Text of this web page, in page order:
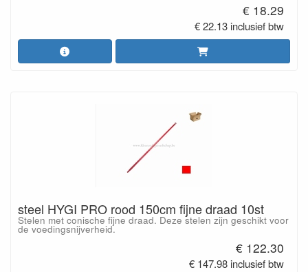
€ 18.29
€ 22.13 inclusief btw
steel HYGI PRO rood 150cm fijne draad 10st
Stelen met conische fijne draad. Deze stelen zijn geschikt voor
de voedingsnijverheid.
€ 122.30
€ 147.98 inclusief btw